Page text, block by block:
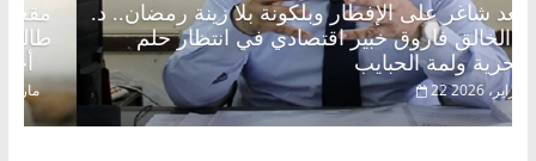
مقعد شاغر على الإفطار وبلكونة بلا زينة رمضان.. د.
عبدالخالق فاروق خبير اقتصادي في انتظار حلم
الحرية ولمة الحبايب
22 فبراير، 2026